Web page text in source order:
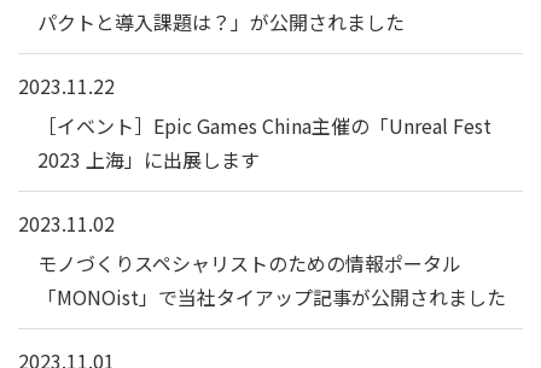
パクトと導入課題は？」が公開されました
2023.11.22
［イベント］Epic Games China主催の「Unreal Fest
2023 上海」に出展します
2023.11.02
モノづくりスペシャリストのための情報ポータル
「MONOist」で当社タイアップ記事が公開されました
2023.11.01